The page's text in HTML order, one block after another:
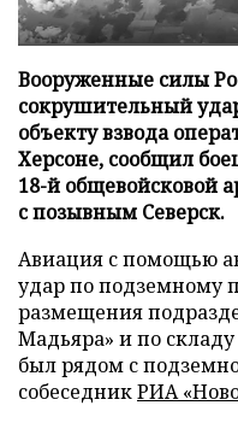
Вооруженные силы
сокрушительный
объекту взвода
Херсоне, сообщил
18-й общевойсковой
с позывным Северск.
Авиация с помощью
удар по подземному
размещения
Мадьяра» и по
был рядом с
собеседникРИА